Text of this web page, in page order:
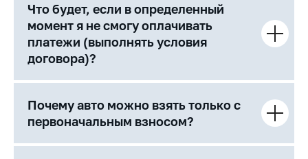
Что будет, если в определенный
момент я не смогу оплачивать
платежи (выполнять условия
договора)?
Почему авто можно взять только с
первоначальным взносом?